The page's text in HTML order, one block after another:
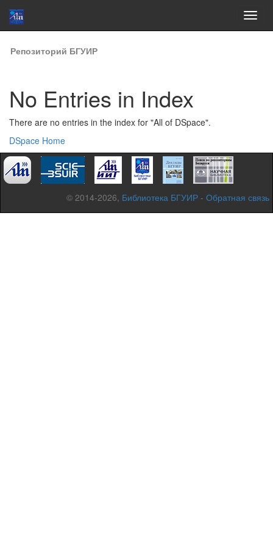
Skip
navigation
Репозиторий БГУИР
No Entries in Index
There are no entries in the index for "All of DSpace".
DSpace Home
© 2014-2026, Библиотека БГУИР - Обратная связь